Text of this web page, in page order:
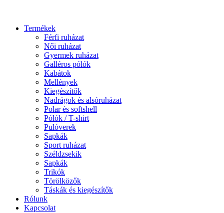
Termékek
Férfi ruházat
Női ruházat
Gyermek ruházat
Galléros pólók
Kabátok
Mellények
Kiegészítők
Nadrágok és alsóruházat
Polar és softshell
Pólók / T-shirt
Pulóverek
Sapkák
Sport ruházat
Széldzsekik
Sapkák
Trikók
Törölközők
Táskák és kiegészítők
Rólunk
Kapcsolat